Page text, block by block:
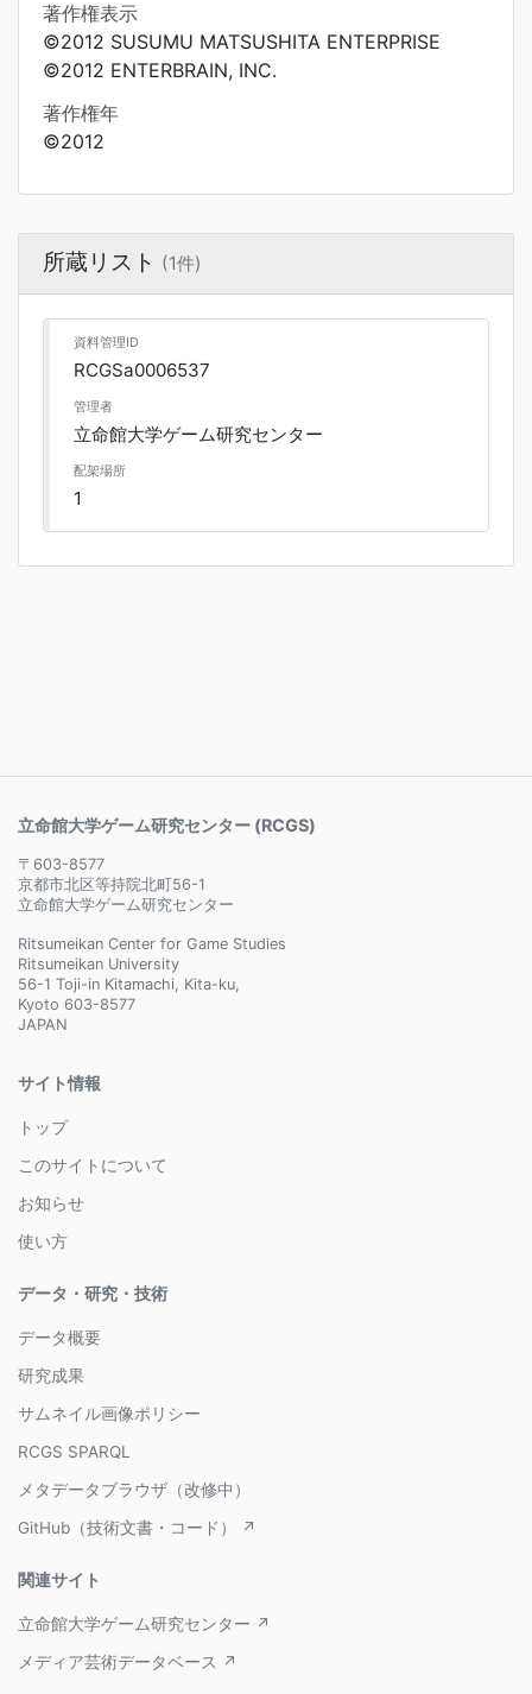
著作権表示
©2012 SUSUMU MATSUSHITA ENTERPRISE
©2012 ENTERBRAIN, INC.
著作権年
©2012
所蔵リスト (1件)
資料管理ID
RCGSa0006537
管理者
立命館大学ゲーム研究センター
配架場所
1
立命館大学ゲーム研究センター (RCGS)
〒603-8577
京都市北区等持院北町56-1
立命館大学ゲーム研究センター
Ritsumeikan Center for Game Studies
Ritsumeikan University
56-1 Toji-in Kitamachi, Kita-ku,
Kyoto 603-8577
JAPAN
サイト情報
トップ
このサイトについて
お知らせ
使い方
データ・研究・技術
データ概要
研究成果
サムネイル画像ポリシー
RCGS SPARQL
メタデータブラウザ（改修中）
GitHub（技術文書・コード） ↗
関連サイト
立命館大学ゲーム研究センター ↗
メディア芸術データベース ↗